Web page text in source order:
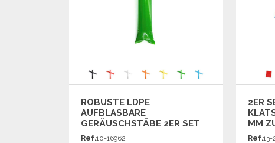
ROBUSTE LDPE
AUFBLASBARE
GERÄUSCHSTÄBE 2ER SET
Ref.10-16962
2ER
MM
Ref.13-